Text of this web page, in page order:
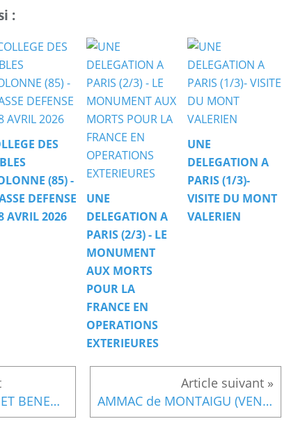
:
DES
(85) -
DEFENSE
AVRIL 2026
UNE
DELEGATION A
PARIS (2/3) - LE
MONUMENT
AUX MORTS
POUR LA
FRANCE EN
OPERATIONS
EXTERIEURES
UNE
DELEGATION A
PARIS (1/3)-
VISITE DU MONT
VALERIEN
JMM (4/4) - MESSE ET BENEDICTION DE LA MER AMMAC de MONTAIGU (VENDÉE) et de l'UNC - CEREMONIE MEMORIELLE